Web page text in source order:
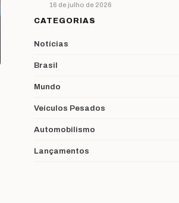
16 de julho de 2026
CATEGORIAS
Notícias
Brasil
Mundo
Veículos Pesados
Automobilismo
Lançamentos